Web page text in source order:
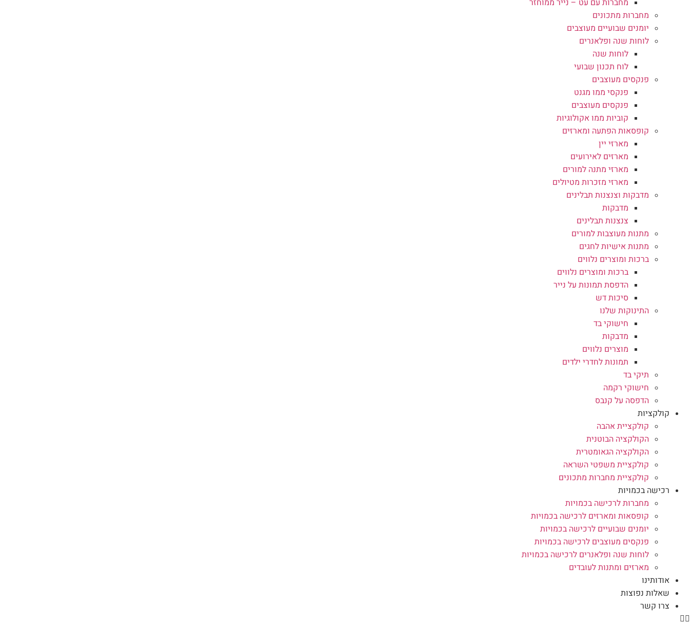
מחברות מתכונים
יומנים שבועיים מעוצבים
לוחות שנה ופלאנרים
לוחות שנה
לוח תכנון שבועי
פנקסים מעוצבים
פנקסי ממו מגנט
פנקסים מעוצבים
קוביות ממו אקולוגיות
קופסאות הפתעה ומארזים
מארזי יין
מארזים לאירועים
מארזי מתנה למורים
מארזי מזכרות מטיולים
מדבקות וצנצנות תבלינים
מדבקות
צנצנות תבלינים
מתנות מעוצבות למורים
מתנות אישיות לחגים
ברכות ומוצרים נלווים
ברכות ומוצרים נלווים
הדפסת תמונות על נייר
סיכות דש
התינוקות שלנו
חישוקי בד
מדבקות
מוצרים נלווים
תמונות לחדרי ילדים
תיקי בד
חישוקי רקמה
הדפסה על קנבס
קולקציות
קולקציית אהבה
הקולקציה הבוטנית
הקולקציה הגאומטרית
קולקציית משפטי השראה
קולקציית מחברות מתכונים
רכישה בכמויות
מחברות לרכישה בכמויות
קופסאות ומארזים לרכישה בכמויות
יומנים שבועיים לרכישה בכמויות
פנקסים מעוצבים לרכישה בכמויות
לוחות שנה ופלאנרים לרכישה בכמויות
מארזים ומתנות לעובדים
אודותינו
שאלות נפוצות
צרו קשר